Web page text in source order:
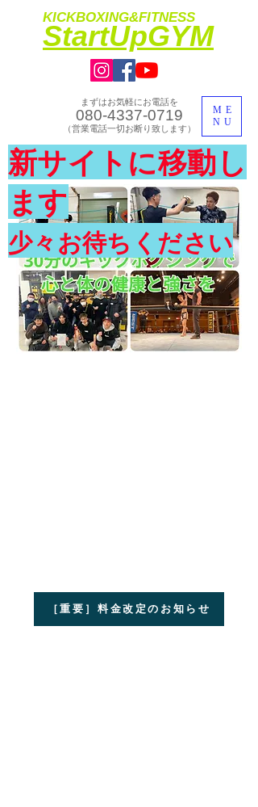
KICKBOXING&FITNESS
​StartUpGYM
ME
NU
まずはお気軽にお電話を
080-4337-0719
​（営業電話一切お断り致します）
​体験入会実施中
新サイトに移動し
ます
少々お待ちください
［重要］料金改定のお知らせ